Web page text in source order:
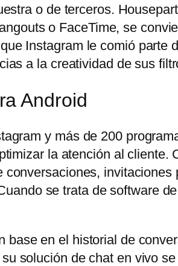
o de terceros.
o FaceTime, se
Instagram le comió parte
a la creatividad de sus
Android
y más de 200
la atención al cliente.
se trata de software
en el historial de
solución de chat en vivo